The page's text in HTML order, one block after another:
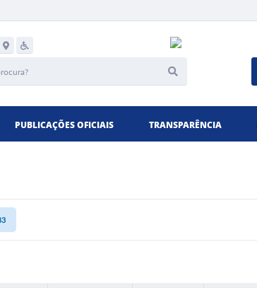
PUBLICAÇÕES OFICIAIS TRANSPARÊNCIA